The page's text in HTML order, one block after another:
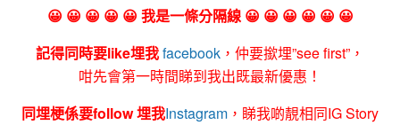
😀 😀 😀 😀 😀 我是一條分隔線 😀 😀 😀 😀 😀 😀
記得同時要like埋我facebook ，仲要撳埋”see first”，
咁先會第一時間睇到我出既最新優惠！
同埋梗係要follow 埋我Instagram ，睇我啲靚相同IG Story